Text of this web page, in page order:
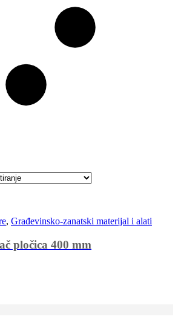
, Građevinsko-zanatski materijal i alati
pločica 400 mm